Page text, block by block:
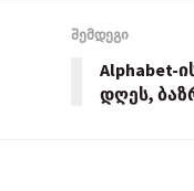
შემდეგი
Alphabet-
დღეს,